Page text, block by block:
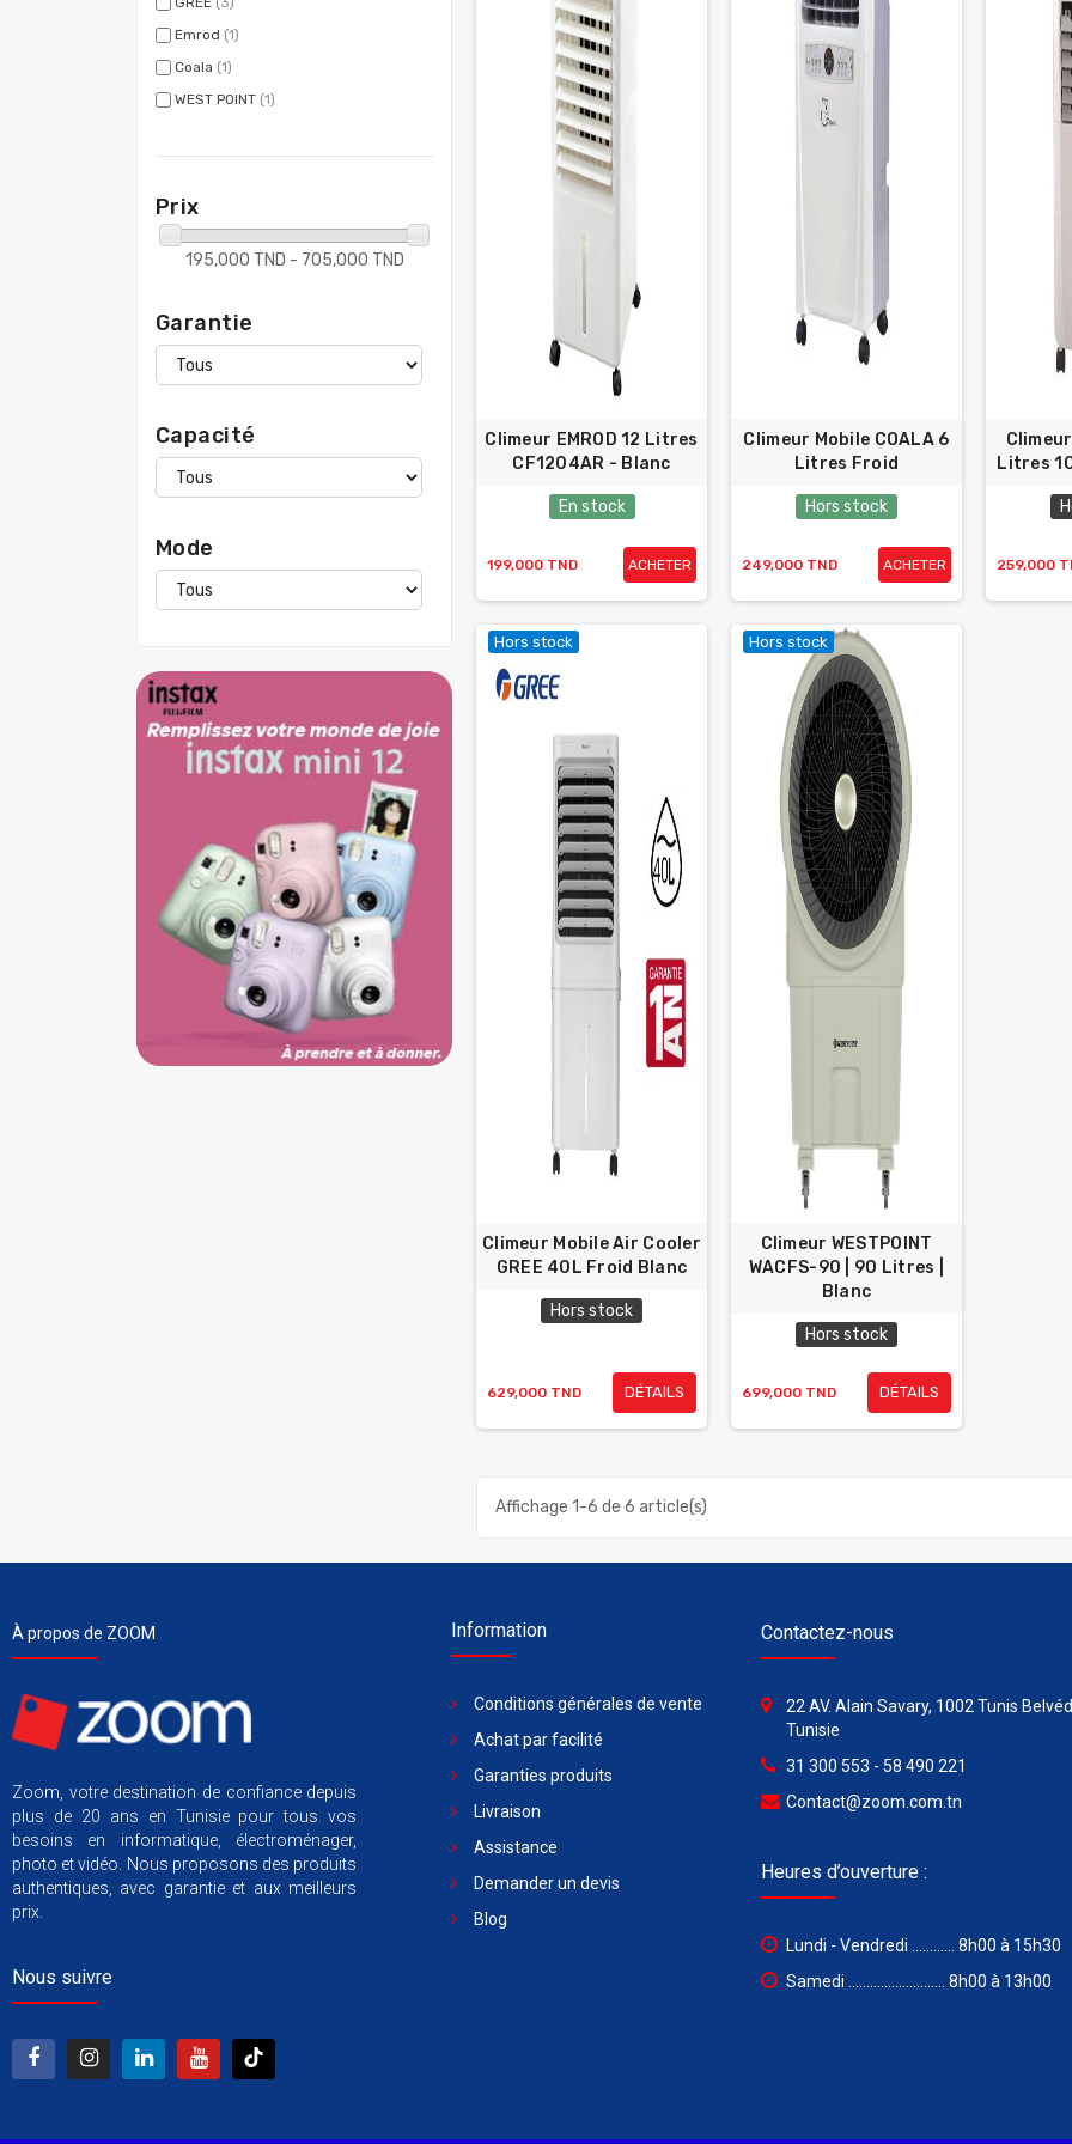
Emrod (1)
Coala (1)
WEST POINT (1)
Prix
195,000 TND - 705,000 TND
Garantie
Capacité
Mode
Climeur EMROD 12 Litres
CF1204AR - Blanc
En stock
199,000 TND ACHETER
Climeur Mobile COALA 6
Litres Froid
Hors stock
249,000 TND ACHETER
Litres
259,000
Hors stock
Climeur Mobile Air Cooler
GREE 40L Froid Blanc
Hors stock
629,000 TND DÉTAILS
Hors stock
Climeur WESTPOINT
WACFS-90 | 90 Litres |
Blanc
Hors stock
699,000 TND DÉTAILS
Affichage 1-6 de 6 article(s)
À propos de ZOOM
Zoom, votre destination de confiance depuis
plus de 20 ans en Tunisie pour tous vos
besoins en informatique, électroménager,
photo et vidéo. Nous proposons des produits
authentiques, avec garantie et aux meilleurs
prix.
Nous suivre
Information
Conditions générales de vente
Achat par facilité
Garanties produits
Livraison
Assistance
Demander un devis
Blog
Contactez-nous
22 AV. Alain Savary, 1002 Tunis
Tunisie
31 300 553 - 58 490 221
Contact@zoom.com.tn
Heures d’ouverture :
Lundi - Vendredi ............ 8h00 à 15h30
Samedi ........................... 8h00 à 13h00